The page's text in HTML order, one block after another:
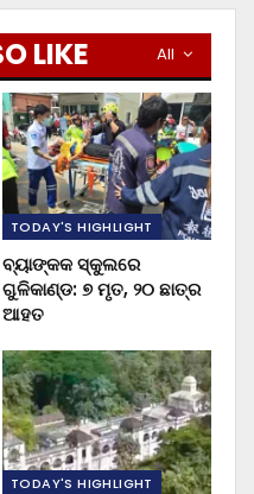
All
LIKE
TODAY'S HIGHLIGHT
ବ୍ୟାଙ୍କକ ସ୍କୁଲରେ
ଗୁଳିକାଣ୍ଡ: ୭ ମୃତ, ୨୦ ଛାତ୍ର
ଆହତ
TODAY'S HIGHLIGHT